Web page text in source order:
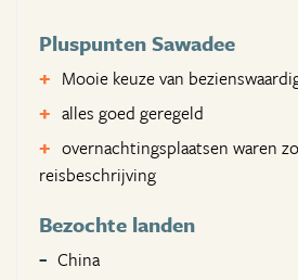
Pluspunten Sawadee
Mooie keuze van
alles goed geregeld
overnachtingsplaatsen waren
reisbeschrijving
Bezochte landen
China